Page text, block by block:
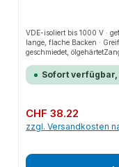
VDE-isoliert bis 1000 V ·
lange, flache Backen ·
geschmiedet,
Sofort
Regulärer Preis:
CHF 38.22
zzgl. Versandkosten